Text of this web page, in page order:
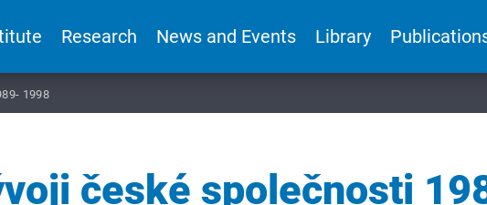
Research News and Events Library
1998
české společnosti